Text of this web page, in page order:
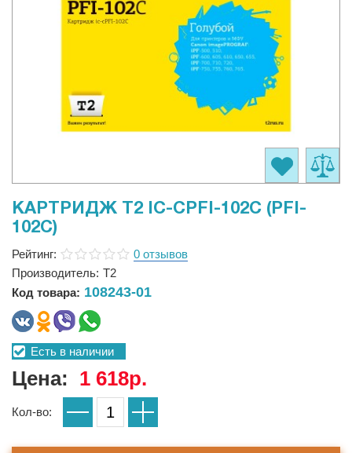
КАРТРИДЖ T2 IC-CPFI-102C (PFI-
102C)
Рейтинг:
0 отзывов
Производитель: T2
Код товара: 108243-01
Есть в наличии
Цена: 1 618р.
Кол-во: